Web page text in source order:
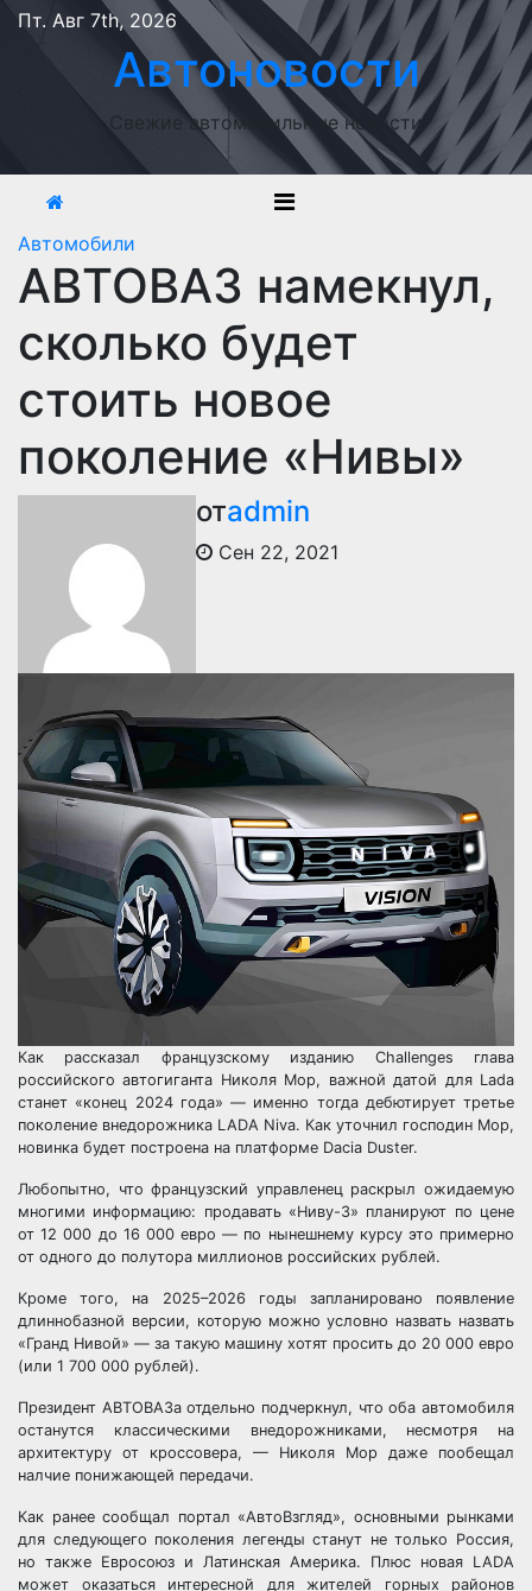
Перейти
содержимому
Пт. Авг 7th, 2026
Автоновости
Свежие автомобильные новости
Автомобили
АВТОВАЗ намекнул,
сколько будет
стоить новое
поколение «Нивы»
отadmin
Сен 22, 2021
Как рассказал французскому изданию Challenges глава
российского автогиганта Николя Мор, важной датой для Lada
станет «конец 2024 года» — именно тогда дебютирует третье
поколение внедорожника LADA Niva. Как уточнил господин Мор,
новинка будет построена на платформе Dacia Duster.
Любопытно, что французский управленец раскрыл ожидаемую
многими информацию: продавать «Ниву-3» планируют по цене
от 12 000 до 16 000 евро — по нынешнему курсу это примерно
от одного до полутора миллионов российских рублей.
Кроме того, на 2025–2026 годы запланировано появление
длиннобазной версии, которую можно условно назвать назвать
«Гранд Нивой» — за такую машину хотят просить до 20 000 евро
(или 1 700 000 рублей).
Президент АВТОВАЗа отдельно подчеркнул, что оба автомобиля
останутся классическими внедорожниками, несмотря на
архитектуру от кроссовера, — Николя Мор даже пообещал
налчие понижающей передачи.
Как ранее сообщал портал «АвтоВзгляд», основными рынками
для следующего поколения легенды станут не только Россия,
но также Евросоюз и Латинская Америка. Плюс новая LADA
может оказаться интересной для жителей горных районов